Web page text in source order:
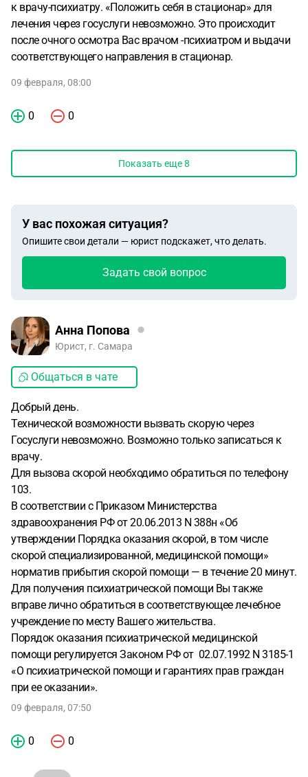
к врачу-психиатру. «Положить себя в стационар» для
лечения через госуслуги невозможно. Это происходит
после очного осмотра Вас врачом -психиатром и выдачи
соответствующего направления в стационар.
09 февраля, 08:00
0 0
Показать еще8
У вас похожая ситуация?
Опишите свои детали — юрист подскажет, что делать.
Задать свой вопрос
Анна Попова
Юрист, г. Самара
Общаться в чате
Добрый день.
Технической возможности вызвать скорую через
Госуслуги невозможно. Возможно только записаться к
врачу.
Для вызова скорой необходимо обратиться по телефону
103.
В соответствии с Приказом Министерства
здравоохранения РФ от 20.06.2013 N 388н «Об
утверждении Порядка оказания скорой, в том числе
скорой специализированной, медицинской помощи»
норматив прибытия скорой помощи — в течение 20 минут.
Для получения психиатрической помощи Вы также
вправе лично обратиться в соответствующее лечебное
учреждение по месту Вашего жительства.
Порядок оказания психиатрической медицинской
помощи регулируется Законом РФ от 02.07.1992 N 3185-1
«О психиатрической помощи и гарантиях прав граждан
при ее оказании».
09 февраля, 07:50
0 0